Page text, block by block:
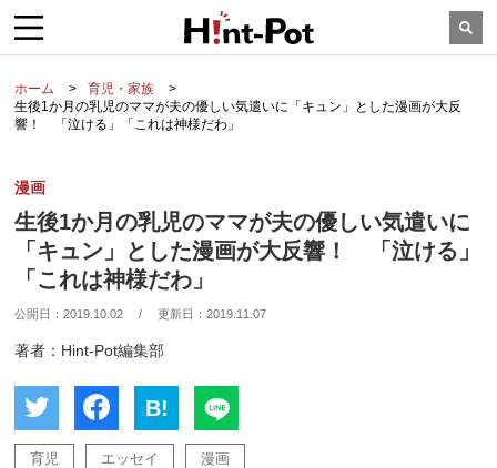
ホーム
育児・家族
生後1か月の乳児のママが夫の優しい気遣いに「キュン」とした漫画が大反
響！ 「泣ける」「これは神様だわ」
漫画
生後1か月の乳児のママが夫の優しい気遣いに
「キュン」とした漫画が大反響！ 「泣ける」
「これは神様だわ」
公開日：2019.10.02 / 更新日：2019.11.07
著者：Hint-Pot編集部
B!
育児 エッセイ 漫画